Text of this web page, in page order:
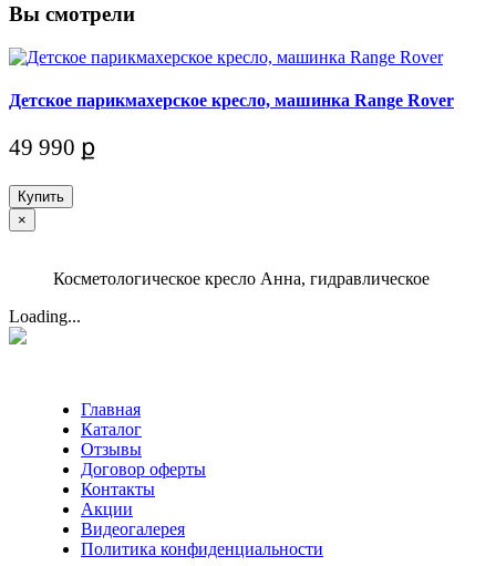
Вы смотрели
Детское парикмахерское кресло, машинка Range Rover
49 990 ք
Купить
×
Косметологическое кресло Анна, гидравлическое
Loading...
Главная
Каталог
Отзывы
Договор оферты
Контакты
Акции
Видеогалерея
Политика конфиденциальности